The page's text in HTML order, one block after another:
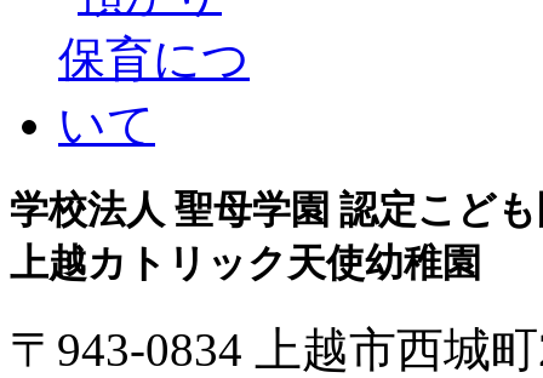
学校法人 聖母学園 認定こど
上越カトリック天使幼稚園
〒943-0834 上越市西城